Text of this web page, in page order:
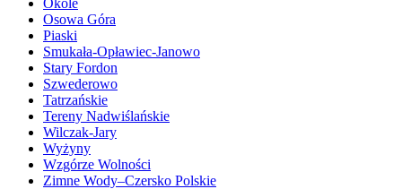
Osowa Góra
Piaski
Smukała-Opławiec-Janowo
Stary Fordon
Szwederowo
Tatrzańskie
Tereny Nadwiślańskie
Wilczak-Jary
Wyżyny
Wzgórze Wolności
Zimne Wody–Czersko Polskie